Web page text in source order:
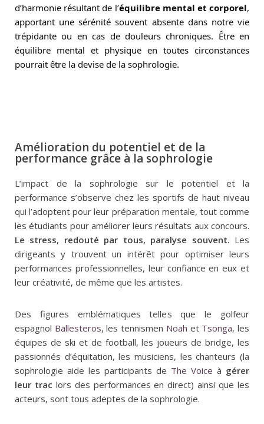
d’harmonie résultant de l’équilibre mental et corporel,
apportant une sérénité souvent absente dans notre vie
trépidante ou en cas de douleurs chroniques. Être en
équilibre mental et physique en toutes circonstances
pourrait être la devise de la sophrologie.
Amélioration du potentiel et de la
performance grâce à la sophrologie
L’impact de la sophrologie sur le potentiel et la
performance s’observe chez les sportifs de haut niveau
qui l’adoptent pour leur préparation mentale, tout comme
les étudiants pour améliorer leurs résultats aux concours.
Le stress, redouté par tous, paralyse souvent. Les
dirigeants y trouvent un intérêt pour optimiser leurs
performances professionnelles, leur confiance en eux et
leur créativité, de même que les artistes.
Des figures emblématiques telles que le golfeur
espagnol Ballesteros, les tennismen Noah et Tsonga, les
équipes de ski et de football, les joueurs de bridge, les
passionnés d’équitation, les musiciens, les chanteurs (la
sophrologie aide les participants de The Voice à gérer
leur trac lors des performances en direct) ainsi que les
acteurs, sont tous adeptes de la sophrologie.